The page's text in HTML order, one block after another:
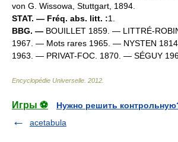
von G. Wissowa, Stuttgart, 1894.
STAT. — Fréq. abs. litt. :1.
BBG. — BOUILLET 1859. — LITTRÉ-
1967. — Mots rares 1965. — NYSTEN
1963. — PRIVAT-FOC. 1870. — SÉGUY
Encyclopédie Universelle 2012
Игры ⚽
Нужно решить
acetabula